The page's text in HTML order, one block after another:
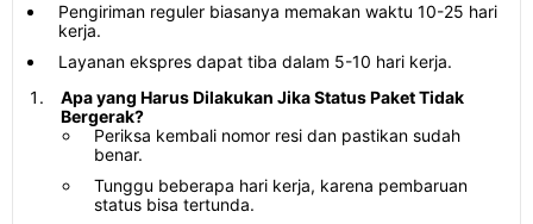
Pengiriman reguler biasanya memakan waktu 10-25 hari
kerja.
Layanan ekspres dapat tiba dalam 5-10 hari kerja.
Apa yang Harus Dilakukan Jika Status Paket Tidak
Bergerak?
Periksa kembali nomor resi dan pastikan sudah
benar.
Tunggu beberapa hari kerja, karena pembaruan
status bisa tertunda.